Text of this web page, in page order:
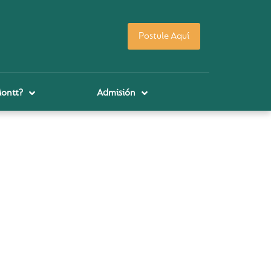
Postule Aquí
Admisión